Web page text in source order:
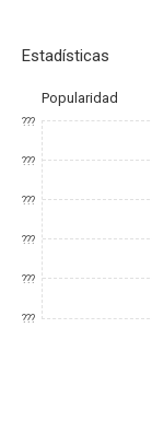
Estadísticas
Popularidad
???
???
???
???
???
???